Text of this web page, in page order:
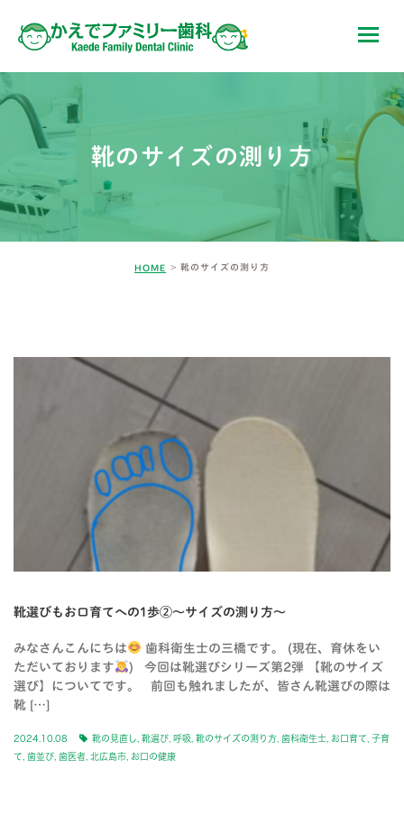
靴のサイズの測り方
HOME 靴のサイズの測り方
靴選びもお口育てへの1歩②〜サイズの測り方〜
みなさんこんにちは
歯科衛生士の三橋です。 (現在、育休をい
ただいております
) 今回は靴選びシリーズ第2弾 【靴のサイズ
選び】についてです。 前回も触れましたが、皆さん靴選びの際は
靴 […]
2024.10.08 靴の見直し 靴選び 呼吸 靴のサイズの測り方 歯科衛生士 お口育て 子育
て 歯並び 歯医者 北広島市 お口の健康